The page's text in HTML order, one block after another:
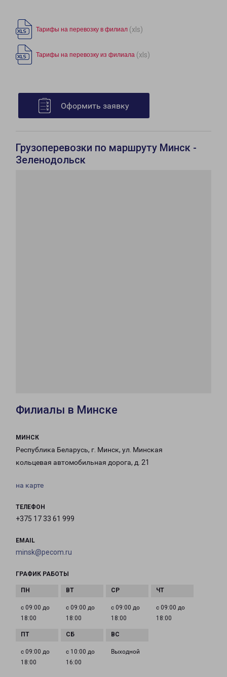
Тарифы на перевозку в филиал (xls)
Тарифы на перевозку из филиала (xls)
Оформить заявку
Грузоперевозки по маршруту Минск -
Зеленодольск
Филиалы в Минске
МИНСК
Республика Беларусь, г. Минск, ул. Минская
кольцевая автомобильная дорога, д. 21
на карте
ТЕЛЕФОН
+375 17 33 61 999
EMAIL
minsk@pecom.ru
ГРАФИК РАБОТЫ
с 09:00 до
18:00
с 09:00 до
18:00
с 09:00 до
18:00
с 09:00 до
18:00
с 09:00 до
18:00
с 10:00 до
16:00
Выходной